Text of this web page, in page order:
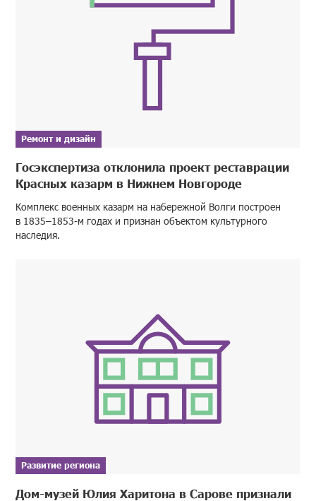
Ремонт и дизайн
Госэкспертиза отклонила проект реставрации
Красных казарм в Нижнем Новгороде
Комплекс военных казарм на набережной Волги построен
в 1835–1853-м годах и признан объектом культурного
наследия.
Развитие региона
Дом-музей Юлия Харитона в Сарове признали